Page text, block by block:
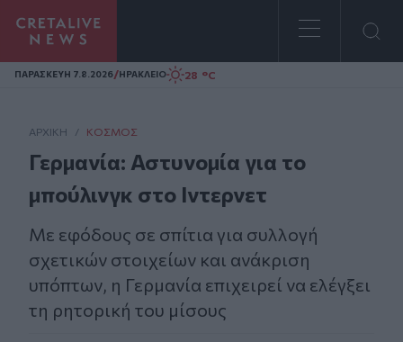
Homepage
ΠΑΡΑΣΚΕΥΗ 7.8.2026/ΗΡΑΚΛΕΙΟ 28 °C
ΑΡΧΙΚΗ / ΚΌΣΜΟΣ
Γερμανία: Αστυνομία για το
μπούλινγκ στο Ιντερνετ
Με εφόδους σε σπίτια για συλλογή
σχετικών στοιχείων και ανάκριση
υπόπτων, η Γερμανία επιχειρεί να ελέγξει
τη ρητορική του μίσους